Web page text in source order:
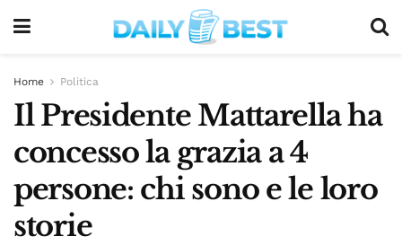
Home Politica
Il Presidente Mattarella ha
concesso la grazia a 4
persone: chi sono e le loro
storie